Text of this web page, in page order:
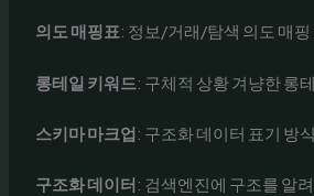
의도 매핑표: 정보/거래/탐색 의도 매핑
롱테일 키워드: 구체적 상황 겨냥한 롱
스키마 마크업: 구조화 데이터 표기 방식
구조화 데이터 : 검색엔진에 구조를 알